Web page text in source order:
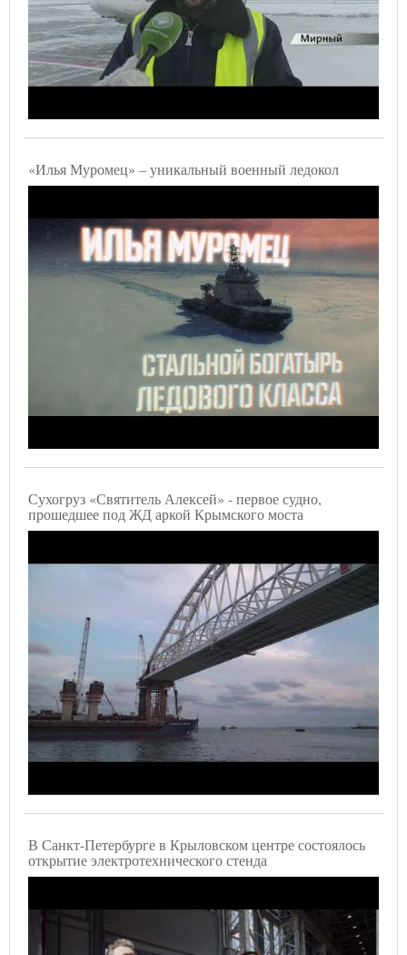
«Илья Муромец» – уникальный военный ледокол
Сухогруз «Святитель Алексей» - первое судно,
прошедшее под ЖД аркой Крымского моста
В Санкт-Петербурге в Крыловском центре состоялось
открытие электротехнического стенда